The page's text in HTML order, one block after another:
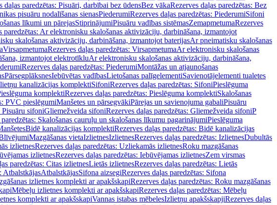
daļas paredzētas: Pisuāri, darbībai bez ūdensBez vākaRezerves daļas paredzētas: Bez
pisuāru nodalīšanas sienasPiederumiRezerves daļas paredzētas: PiederumiSifoni
līkumi un pārejasStiprinājumiPisuāru vadības sistēmasZemapmetumaRezerves
paredzētas: Ar elektronisku skalošanas aktivizāciju, darbināšana, izmantojot
skalošanas aktivizāciju, darbināšana, izmantojot baterijasAr pneimatisku skalošanas
VirsapmetumaRezerves daļas paredzētas: VirsapmetumaAr elektronisku skalošanas
izmantojot elektrotīkluAr elektronisku skalošanas aktivizāciju, darbināšana,
Rezerves daļas paredzētas: PiederumiMontāžas un atjaunošanas
PārsegplāksnesIebūvētas vadībasLietošanas palīgelementiSavienotājelementi tualetes
kanalizācijas komplektiSifoniRezerves daļas paredzētas: SifoniPieslēguma
komplektiRezerves daļas paredzētas: Pieslēguma komplektiSkalošanas
PVC pieslēgumiManšetes un pārsegvākiPārejas un savienojuma gabaliPisuāru
Pisuāru sifoniGliemežveida sifoniRezerves daļas paredzētas: Gliemežveida sifoniP
Skalošanas cauruļu un skalošanas līkumu pagarinājumiPieslēguma
Bidē kanalizācijas komplektiRezerves daļas paredzētas: Bidē kanalizācijas
Mazgāšanas vietaIzlietnesIzlietnesRezerves daļas paredzētas: IzlietnesDubultās
izlietnesRezerves daļas paredzētas: Uzliekamās izlietnesRoku mazgāšanas
izlietnesRezerves daļas paredzētas: Iebūvējamas izlietnesZem virsmas
paredzētas: Citas izlietnesLietās izlietnesRezerves daļas paredzētas: Lietās
AtbalstkājasAtbalstkājasSifona aizsegiRezerves daļas paredzētas: Sifona
izlietnes komplekti ar apakšskapiRezerves daļas paredzētas: Roku mazgāšanas
Mēbeļu izlietnes komplekti ar apakšskapiRezerves daļas paredzētas: Mēbeļu
komplekti ar apakšskapiVannas istabas mēbelesIzlietņu apakšskapjiRezerves daļas